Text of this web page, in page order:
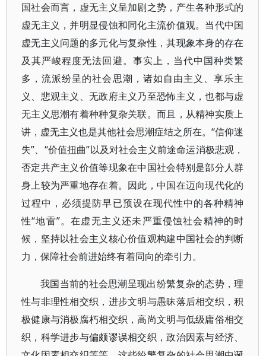
国社会而言，虚无主义呈加剧之势，产生各种形式的
虚无主义，并明显侵蚀和同化主流价值观。当代中国
虚无主义问题的多元化与复杂性，其现象本身的存在
及其严峻程度无法回避。事实上，当代中国种类繁
多，流派纷呈的社会思潮，诸如自由主义、享乐主
义、悲观主义、无政府主义乃至恐怖主义，也都与虚
无主义思潮有着种种复杂关联。而且，从精神实质上
讲，虚无主义也是其他社会思潮症结之所在。“信仰迷
失”、“价值扭曲”以及对社会主义前途命运消极悲观，
否定共产主义价值等现象在中国社会特别是部分人群
身上较为严重地存在着。因此，中国在迈向现代化的
过程中，必须提防早已预设在现代性中的各种精神
性“地雷”。在虚无主义还未严重侵蚀社会精神的时
候，坚持以社会主义核心价值观构建中国社会的判断
力，保障社会前进始终有着同向的牵引力。
我国当前的社会思潮呈现出纷繁复杂的态势，理
性与非理性相交织，进步文明与愚昧落后相交织，积
极健康与消极腐朽相交织，高尚文明与低级庸俗相交
织，科学进步与偏颇谬误相交织，政治因素与经济、